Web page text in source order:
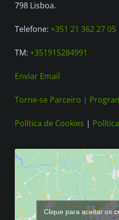
798 Lisboa.
Telefone: +351 21 362 27 05
TM: +351915284991
Enviar Email
Torne-se Parceiro |
Política de Cookies |
Clique para aceitar os